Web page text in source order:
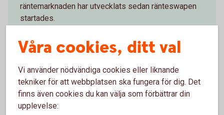
räntemarknaden har utvecklats sedan ränteswapen
startades.
För- och nackdelar med
Våra cookies, ditt val
Vi använder nödvändiga cookies eller liknande
tekniker för att webbplatsen ska fungera för dig. Det
finns även cookies du kan välja som förbättrar din
upplevelse: